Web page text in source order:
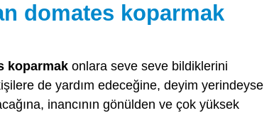
domates koparmak
koparmak onlara seve seve bildiklerini
de yardım edeceğine, deyim yerindeyse
inancının gönülden ve çok yüksek